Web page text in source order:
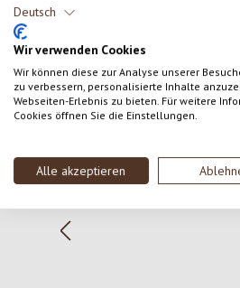
Deutsch
Wir verwenden Cookies
Wir können diese zur Analyse unserer
zu verbessern, personalisierte Inhalte
Webseiten-Erlebnis zu bieten. Für weitere
Cookies öffnen Sie die Einstellungen.
Alle akzeptieren
Produktgalerie